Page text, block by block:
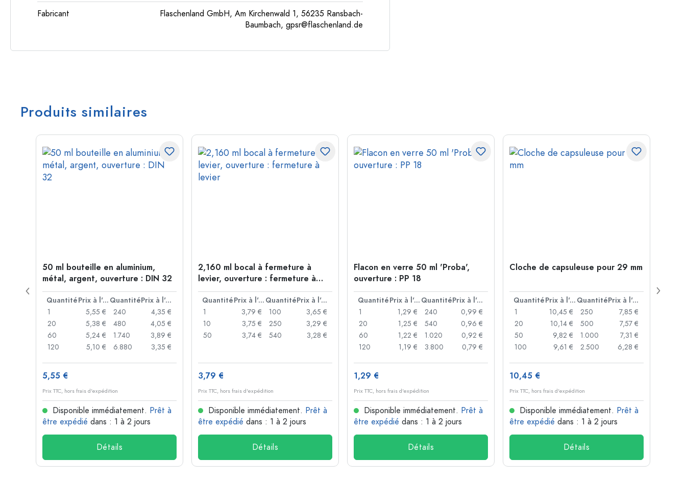
Fabricant
Flaschenland GmbH, Am Kirchenwald 1, 56235 Ransbach-
Baumbach, gpsr@flaschenland.de
Produits similaires
50 ml bouteille en aluminium,
métal, argent, ouverture : DIN 32
Quantité Prix à l'unité Quantité
Prix à l'unité
1
5,55 €
20
5,38 €
60
5,24 €
120
5,10 €
240
4,35 €
480
4,05 €
1.740
3,89 €
6.880
3,35 €
5,55 €
Prix TTC, hors frais d'expédition
Disponible immédiatement. Prêt à
être expédié dans : 1 à 2 jours
Détails
2,160 ml bocal à fermeture à
levier, ouverture : fermeture à
levier
Quantité Prix à l'unité Quantité
Prix à l'unité
1
3,79 €
10
3,75 €
50
3,74 €
100
3,65 €
250
3,29 €
540
3,28 €
3,79 €
Prix TTC, hors frais d'expédition
Disponible immédiatement. Prêt à
être expédié dans : 1 à 2 jours
Détails
Flacon en verre 50 ml 'Proba',
ouverture : PP 18
Quantité Prix à l'unité Quantité
Prix à l'unité
1
1,29 €
20
1,25 €
60
1,22 €
120
1,19 €
240
0,99 €
540
0,96 €
1.020
0,92 €
3.800
0,79 €
1,29 €
Prix TTC, hors frais d'expédition
Disponible immédiatement. Prêt à
être expédié dans : 1 à 2 jours
Détails
Cloche de capsuleuse pour 29 mm
Quantité Prix à l'unité Quantité
Prix à l'unité
1
10,45 €
20
10,14 €
50
9,82 €
100
9,61 €
250
7,85 €
500
7,57 €
1.000
7,31 €
2.500
6,28 €
10,45 €
Prix TTC, hors frais d'expédition
Disponible immédiatement. Prêt à
être expédié dans : 1 à 2 jours
Détails